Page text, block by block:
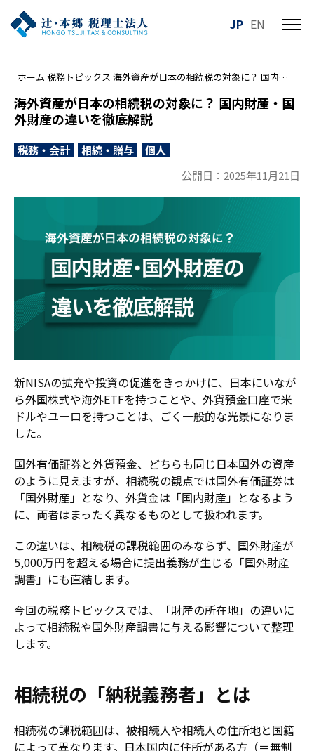
JP EN
メ
を
ホーム 税務トピックス 海外資産が日本の相続税の対象に？ 国内財産・国外財産の違いを徹底解説
海外資産が日本の相続税の対象に？ 国内財産・国
外財産の違いを徹底解説
税務・会計 相続・贈与
個人
公開日：2025年11月21日
新NISAの拡充や投資の促進をきっかけに、日本にいなが
ら外国株式や海外ETFを持つことや、外貨預金口座で米
ドルやユーロを持つことは、ごく一般的な光景になりま
した。
国外有価証券と外貨預金、どちらも同じ日本国外の資産
のように見えますが、相続税の観点では国外有価証券は
「国外財産」となり、外貨金は「国内財産」となるよう
に、両者はまったく異なるものとして扱われます。
この違いは、相続税の課税範囲のみならず、国外財産が
5,000万円を超える場合に提出義務が生じる「国外財産
調書」にも直結します。
今回の税務トピックスでは、「財産の所在地」の違いに
よって相続税や国外財産調書に与える影響について整理
します。
相続税の「納税義務者」とは
相続税の課税範囲は、被相続人や相続人の住所地と国籍
によって異なります。日本国内に住所がある方（＝無制